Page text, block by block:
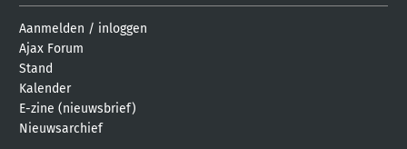
Aanmelden / inloggen
Ajax Forum
Stand
Kalender
E-zine (nieuwsbrief)
Nieuwsarchief